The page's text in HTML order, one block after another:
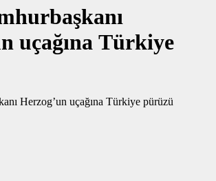
uçağına Türkiye